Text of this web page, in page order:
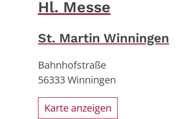
Hl. Messe
St. Martin Winningen
Bahnhofstraße
56333Winningen
Karte anzeigen